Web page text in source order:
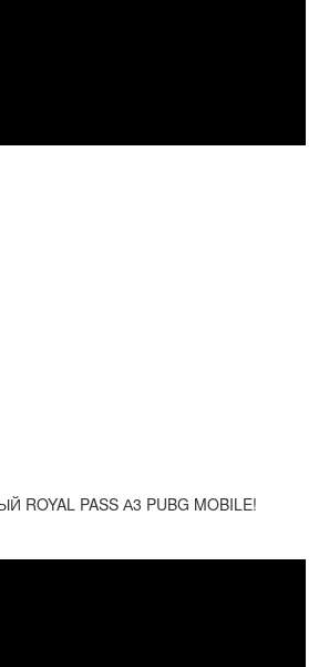
PASS А3 PUBG MOBILE!